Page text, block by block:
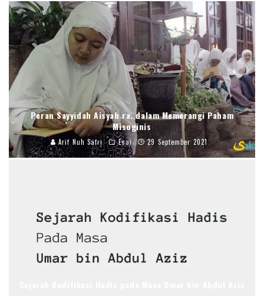
Peran Sayyidah Aisyah ra. dalam Memerangi Paham
Misoginis
Arif Nuh Safri Esai 29 September 2021